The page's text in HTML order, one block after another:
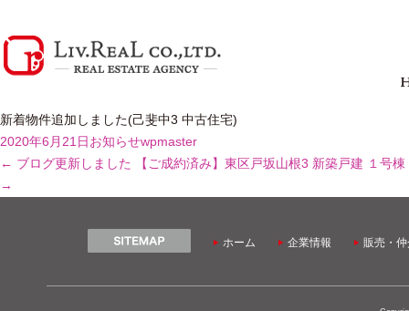
新着物件追加しました(己斐中3 中古住宅)
2020年6月21日 お知らせwpmaster
← ブログ更新しました
【ご成約済み】東区戸坂山根3 新築戸建 １号棟
→
ホーム 企業情報 販売・